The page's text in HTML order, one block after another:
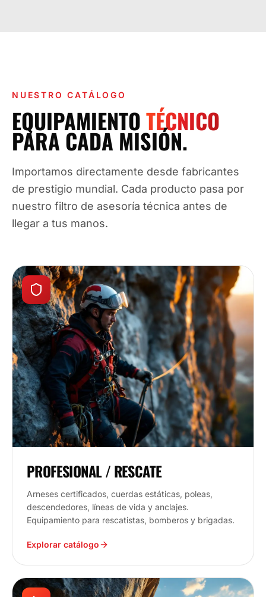
NUESTRO CATÁLOGO
EQUIPAMIENTOTÉCNICO
PARA CADA MISIÓN.
Importamos directamente desde fabricantes
de prestigio mundial. Cada producto pasa por
nuestro filtro de asesoría técnica antes de
llegar a tus manos.
PROFESIONAL / RESCATE
Arneses certificados, cuerdas estáticas, poleas,
descendedores, líneas de vida y anclajes.
Equipamiento para rescatistas, bomberos y brigadas.
Explorar catálogo